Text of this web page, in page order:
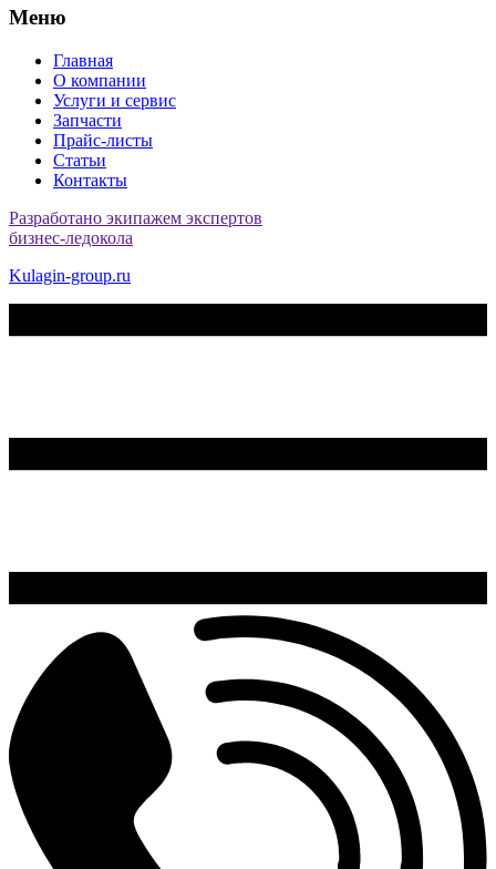
Меню
Главная
О компании
Услуги и сервис
Запчасти
Прайс-листы
Статьи
Контакты
Разработано экипажем экспертов
бизнес-ледокола
Kulagin-group.ru